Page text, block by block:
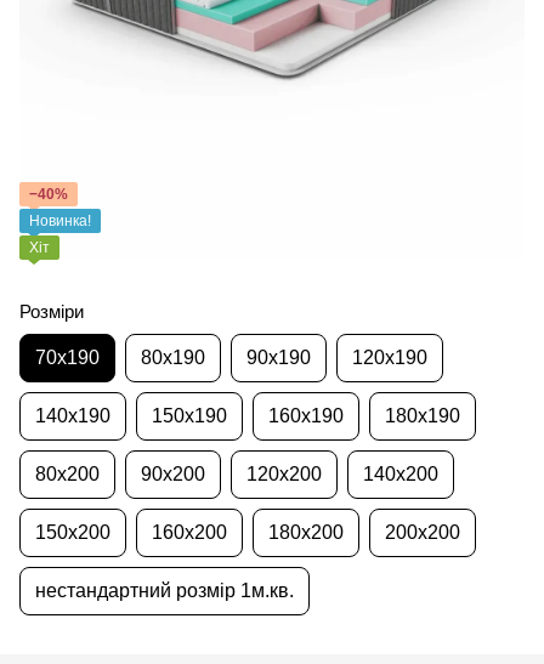
−40%
Новинка!
Хіт
Розміри
70x190 80x190 90x190 120x190
140x190 150x190 160x190 180x190
80x200 90x200 120x200 140x200
150x200 160x200 180x200 200x200
нестандартний розмір 1м.кв.